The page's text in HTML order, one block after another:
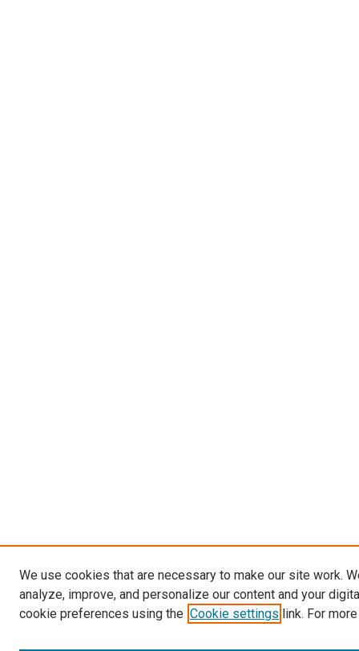
We use cookies that are necessary to make our site work.
analyze, improve, and personalize our content and your
cookie preferences using the Cookie settings link. For